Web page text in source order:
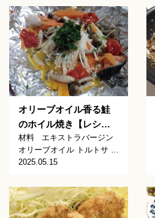
オリーブオイル香る鮭
のホイル焼き【レシ…
材料 エキストラバージン
オリーブオイル トルトサ …
2025.05.15